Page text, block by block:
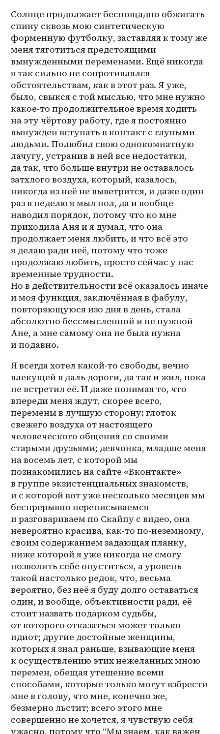
Солнце продолжает беспощадно обжигать
спину сквозь мою синтетическую
форменную футболку, заставляя к тому же
меня тяготиться предстоящими
вынужденными переменами. Ещё никогда
я так сильно не сопротивлялся
обстоятельствам, как в этот раз. Я уже,
было, свыкся с той мыслью, что мне нужно
какое-то продолжительное время ходить
на эту чёртову работу, где я постоянно
вынужден вступать в контакт с глупыми
людьми. Полюбил свою однокомнатную
лачугу, устранив в ней все недостатки,
да так, что больше внутри не оставалось
затхлого воздуха, который, казалось,
никогда из неё не выветрится, и даже один
раз в неделю я мыл пол, да и вообще
наводил порядок, потому что ко мне
приходила Аня и я думал, что она
продолжает меня любить, и что всё это
я делаю ради неё, потому что тоже
продолжаю любить, просто сейчас у нас
временные трудности.
Но в действительности всё оказалось иначе
и моя функция, заключённая в фабулу,
повторяющуюся изо дня в день, стала
абсолютно бессмысленной и не нужной
Ане, а мне самому она не была нужна
и подавно.
Я всегда хотел какой-то свободы, вечно
влекущей в даль дороги, да так и жил, пока
не встретил её. И даже понимая то, что
впереди меня ждут, скорее всего,
перемены в лучшую сторону: глоток
свежего воздуха от настоящего
человеческого общения со своими
старыми друзьями; девчонка, младше меня
на восемь лет, с которой мы
познакомились на сайте «Вконтакте»
в группе экзистенциальных знакомств,
и с которой вот уже несколько месяцев мы
беспрерывно переписываемся
и разговариваем по Скайпу с видео, она
невероятно красива, как-то по-неземному,
своим содержанием задающая планку,
ниже которой я уже никогда не смогу
позволить себе опуститься, а уровень
такой настолько редок, что, весьма
вероятно, без неё я буду долго оставаться
один, и вообще, объективности ради, её
стоит назвать подарком судьбы,
от которого отказаться может только
идиот; другие достойные женщины,
которых я знал раньше, взывающие меня
к осуществлению этих нежеланных мною
перемен, обещая утешение всеми
способами, которые только могут взбрести
мне в голову, что мне, конечно же,
безмерно льстит; всего этого мне
совершенно не хочется, я чувствую себя
ужасно, потому что “Мы знаем, как важен